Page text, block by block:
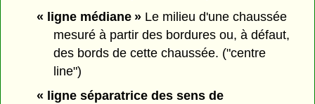
« ligne médiane »Le milieu d'une chaussée
mesuré à partir des bordures ou, à défaut,
des bords de cette chaussée. ("centre
line")
« ligne séparatrice des sens de